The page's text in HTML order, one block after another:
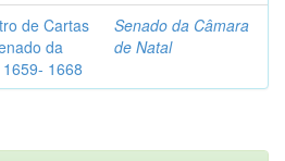
de Cartas
da
1668
Senado da Câmara
de Natal